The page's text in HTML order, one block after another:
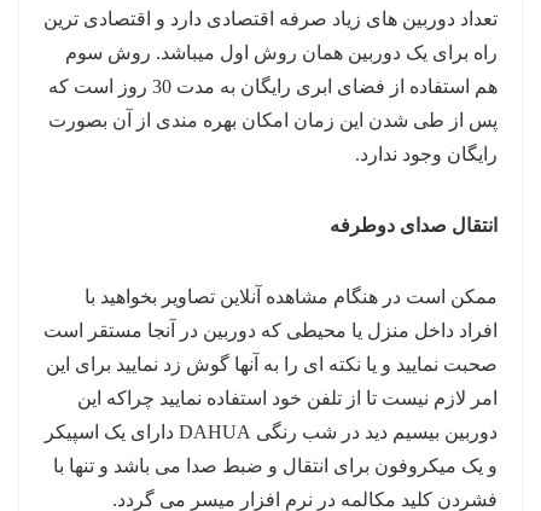
تعداد دوربین های زیاد صرفه اقتصادی دارد و اقتصادی ترین
راه برای یک دوربین همان روش اول میباشد. روش سوم
هم استفاده از فضای ابری رایگان به مدت 30 روز است که
پس از طی شدن این زمان امکان بهره مندی از آن بصورت
رایگان وجود ندارد.
انتقال صدای دوطرفه
ممکن است در هنگام مشاهده آنلاین تصاویر بخواهید با
افراد داخل منزل یا محیطی که دوربین در آنجا مستقر است
صحبت نمایید و یا نکته ای را به آنها گوش زد نمایید برای این
امر لازم نیست تا از تلفن خود استفاده نمایید چراکه این
دوربین بیسیم دید در شب رنگی DAHUA دارای یک اسپیکر
و یک میکروفون برای انتقال و ضبط صدا می باشد و تنها با
فشردن کلید مکالمه در نرم افزار میسر می گردد.